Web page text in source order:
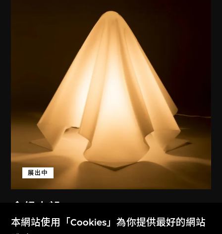
展出中
燈（Oba-Q）
本網站使用「Cookies」為你提供最好的網站